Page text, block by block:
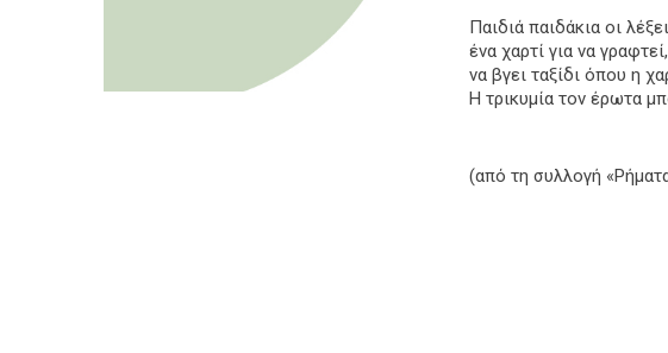
Παιδιά παιδάκια οι
ένα χαρτί για να
να βγει ταξίδι όπου η
Η τρικυμία τον έρωτα
(από τη συλλογή